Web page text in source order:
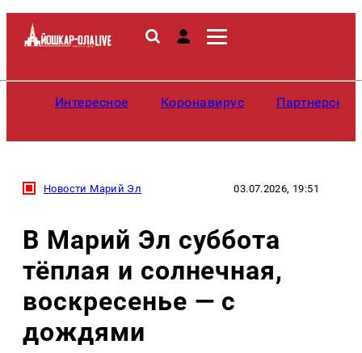
Интересное Коронавирус
Новости Марий Эл 03.07.2026, 19:51
В Марий Эл суббота
тёплая и солнечная,
воскресенье — с
дождями